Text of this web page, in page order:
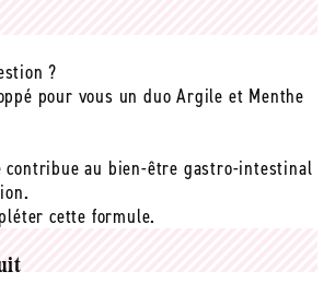
?
pour vous un duo Argile et Menthe
contribue au bien-être gastro-intestinal
cette formule.